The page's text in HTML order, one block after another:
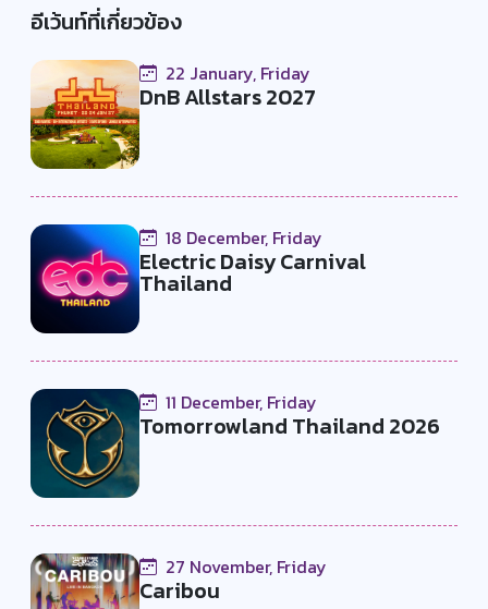
อีเว้นท์ที่เกี่ยวข้อง
22 January, Friday
DnB Allstars 2027
18 December, Friday
Electric Daisy Carnival
Thailand
11 December, Friday
Tomorrowland Thailand 2026
27 November, Friday
Caribou